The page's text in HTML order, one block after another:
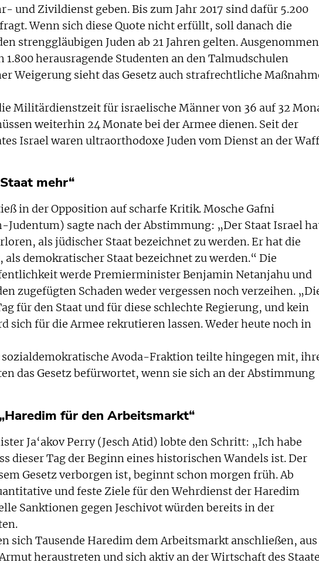
und Zivildienst geben. Bis zum Jahr 2017 sind dafür 5.200
Wenn sich diese Quote nicht erfüllt, soll danach die
strenggläubigen Juden ab 21 Jahren gelten. Ausgenommen
1.800 herausragende Studenten an den Talmudschulen
Weigerung sieht das Gesetz auch strafrechtliche
Militärdienstzeit für israelische Männer von 36 auf 32
weiterhin 24 Monate bei der Armee dienen. Seit der
Israel waren ultraorthodoxe Juden vom Dienst an der
mehr“
in der Opposition auf scharfe Kritik. Mosche Gafni
Judentum) sagte nach der Abstimmung: „Der Staat Israel
als jüdischer Staat bezeichnet zu werden. Er hat die
demokratischer Staat bezeichnet zu werden.“ Die
werde Premierminister Benjamin Netanjahu und
zugefügten Schaden weder vergessen noch verzeihen.
für den Staat und für diese schlechte Regierung, und kein
sich für die Armee rekrutieren lassen. Weder heute noch in
Avoda-Fraktion teilte hingegen mit,
das Gesetz befürwortet, wenn sie sich an der Abstimmung
für den Arbeitsmarkt“
Ja‘akov Perry (Jesch Atid) lobte den Schritt: „Ich habe
dieser Tag der Beginn eines historischen Wandels ist. Der
Gesetz verborgen ist, beginnt schon morgen früh. Ab
und feste Ziele für den Wehrdienst der Haredim
Sanktionen gegen Jeschivot würden bereits in der
sich Tausende Haredim dem Arbeitsmarkt anschließen, aus
heraustreten und sich aktiv an der Wirtschaft des